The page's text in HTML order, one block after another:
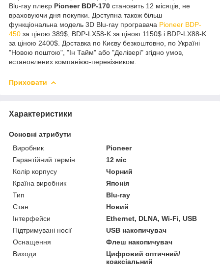
Blu-ray плеєр Pioneer BDP-170 становить 12 місяців, не
враховуючи дня покупки. Доступна також більш
функціональна модель 3D Blu-ray програвача Pioneer BDP-
450 за ціною 389$, BDP-LX58-K за ціною 1150$ і BDP-LX88-K
за ціною 2400$ . Доставка по Києву безкоштовно, по Україні
"Новою поштою", "Ін Тайм" або "Делівері" згідно умов,
встановлених компанією-перевізником.
Приховати
Характеристики
Основні атрибути
Виробник
Pioneer
Гарантійний термін
12 міс
Колір корпусу
Чорний
Країна виробник
Японія
Тип
Blu-ray
Стан
Новий
Інтерфейси
Ethernet, DLNA, Wi-Fi, USB
Підтримувані носії
USB накопичувач
Оснащення
Флеш накопичувач
Виходи
Цифровий оптичний/
коаксіальний